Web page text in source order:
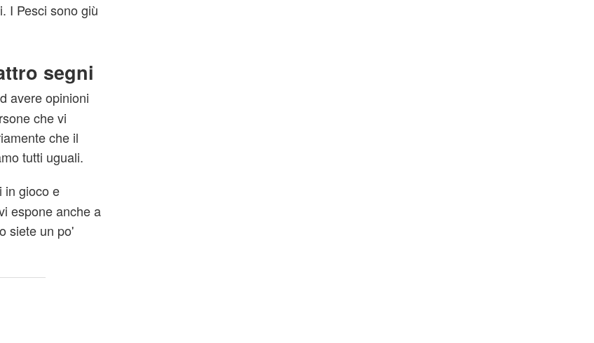
I Pesci sono giù
segni
avere opinioni
che vi
che il
tutti uguali.
in gioco e
espone anche a
siete un po'